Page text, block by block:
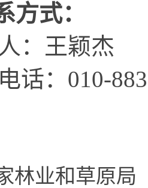
方式：
： 王颖杰
话： 010-
林业和草原局